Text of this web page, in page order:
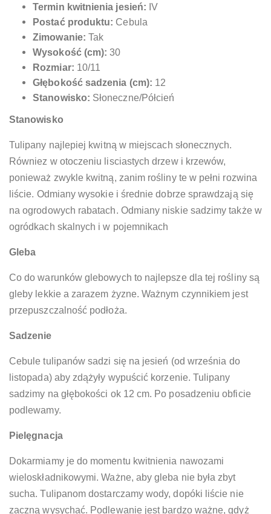
Termin kwitnienia jesień: IV
Postać produktu: Cebula
Zimowanie: Tak
Wysokość (cm): 30
Rozmiar: 10/11
Głębokość sadzenia (cm): 12
Stanowisko: Słoneczne/Półcień
Stanowisko
Tulipany najlepiej kwitną w miejscach słonecznych.
Równiez w otoczeniu lisciastych drzew i krzewów,
ponieważ zwykle kwitną, zanim rośliny te w pełni rozwina
liście. Odmiany wysokie i średnie dobrze sprawdzają się
na ogrodowych rabatach. Odmiany niskie sadzimy także w
ogródkach skalnych i w pojemnikach
Gleba
Co do warunków glebowych to najlepsze dla tej rośliny są
gleby lekkie a zarazem żyzne. Ważnym czynnikiem jest
przepuszczalność podłoża.
Sadzenie
Cebule tulipanów sadzi się na jesień (od września do
listopada) aby zdążyły wypuścić korzenie. Tulipany
sadzimy na głębokości ok 12 cm. Po posadzeniu obficie
podlewamy.
Pielęgnacja
Dokarmiamy je do momentu kwitnienia nawozami
wieloskładnikowymi. Ważne, aby gleba nie była zbyt
sucha. Tulipanom dostarczamy wody, dopóki liście nie
zaczną wysychać. Podlewanie jest bardzo ważne, gdyż